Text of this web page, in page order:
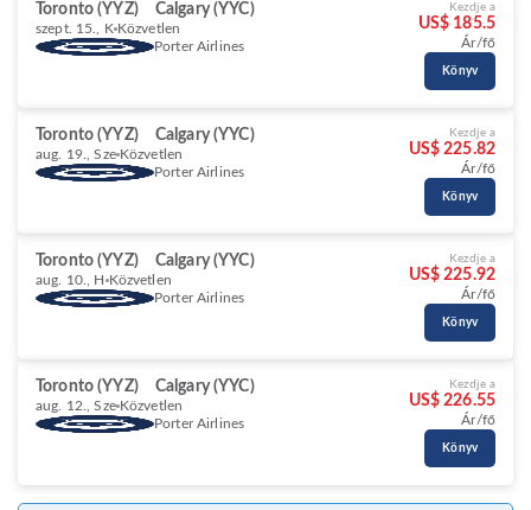
Toronto (YYZ) Calgary (YYC)
szept. 15., K Közvetlen
Porter Airlines
Kezdje a
US$ 185.5
Ár/fő
Könyv
Toronto (YYZ) Calgary (YYC)
aug. 19., Sze Közvetlen
Porter Airlines
Kezdje a
US$ 225.82
Ár/fő
Könyv
Toronto (YYZ) Calgary (YYC)
aug. 10., H Közvetlen
Porter Airlines
Kezdje a
US$ 225.92
Ár/fő
Könyv
Toronto (YYZ) Calgary (YYC)
aug. 12., Sze Közvetlen
Porter Airlines
Kezdje a
US$ 226.55
Ár/fő
Könyv